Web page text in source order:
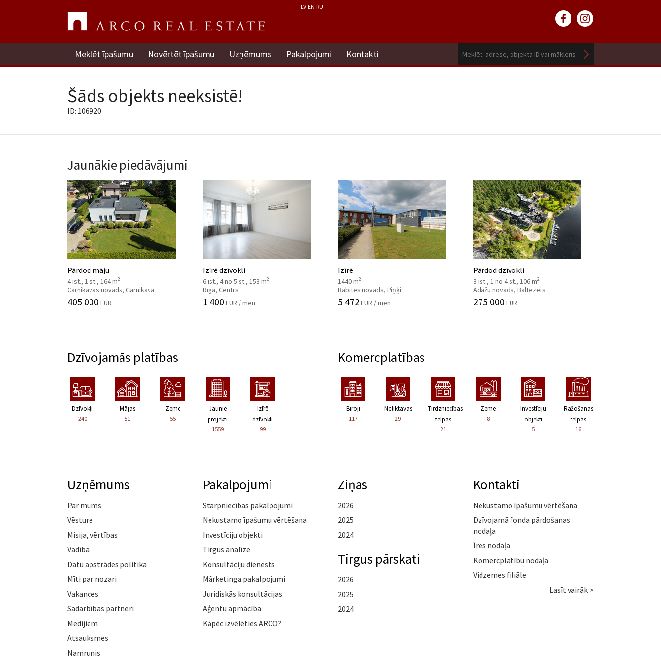
LV EN RU
Meklēt īpašumu Novērtēt īpašumu Uzņēmums Pakalpojumi Kontakti
Šāds objekts neeksistē!
ID: 106920
Jaunākie piedāvājumi
Pārdod māju
4 ist., 1 st., 164 m2
Carnikavas novads, Carnikava
405 000 EUR
Izīrē dzīvokli
6 ist., 4 no 5 st., 153 m2
Rīga, Centrs
1 400 EUR / mēn.
Izīrē
1440 m2
Babītes novads, Piņķi
5 472 EUR / mēn.
Pārdod dzīvokli
3 ist., 1 no 4 st., 106 m2
Ādažu novads, Baltezers
275 000 EUR
Dzīvojamās platības
Dzīvokļi
240
Mājas
51
Zeme
55
Jaunie
projekti
1559
Izīrē
dzīvokli
99
Komercplatības
Biroji
117
Noliktavas
29
Tirdzniecības
telpas
21
Zeme
8
Investīciju
objekti
5
Ražošanas
telpas
16
Uzņēmums
Par mums
Vēsture
Misija, vērtības
Vadība
Datu apstrādes politika
Mīti par nozari
Vakances
Sadarbības partneri
Medijiem
Atsauksmes
Namrunis
Pakalpojumi
Starpniecības pakalpojumi
Nekustamo īpašumu vērtēšana
Investīciju objekti
Tirgus analīze
Konsultāciju dienests
Mārketinga pakalpojumi
Juridiskās konsultācijas
Aģentu apmācība
Kāpēc izvēlēties ARCO?
Ziņas
2026
2025
2024
Tirgus pārskati
2026
2025
2024
Kontakti
Nekustamo īpašumu vērtēšana
Dzīvojamā fonda pārdošanas
nodaļa
Īres nodaļa
Komercplatību nodaļa
Vidzemes filiāle
Lasīt vairāk >